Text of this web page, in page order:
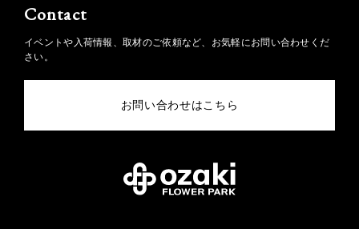
Contact
イベントや入荷情報、取材のご依頼など、お気軽にお問い合わせくだ
さい。
お問い合わせはこちら